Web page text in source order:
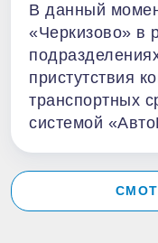
В данный
«Черкизово» в
пристутствия
транспортных
системой